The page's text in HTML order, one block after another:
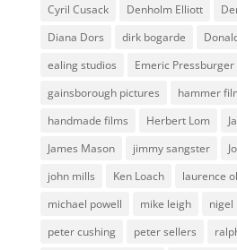
Cyril Cusack
Denholm Elliott
Diana Dors
dirk bogarde
ealing studios
Emeric Pressburger
gainsborough pictures
hammer
handmade films
Herbert Lom
James Mason
jimmy sangster
john mills
Ken Loach laurence
michael powell
mike leigh nigel
peter cushing
peter sellers